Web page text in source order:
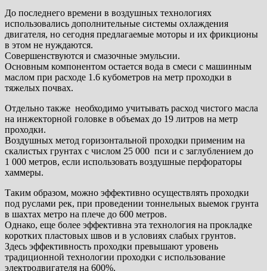
До последнего времени в воздушных технологиях
использовались дополнительные системы охлаждения
двигателя, но сегодня предлагаемые моторы и их фрикционы
в этом не нуждаются.
Совершенствуются и смазочные эмульсии.
Основным компонентом остается вода в смеси с машинным
маслом при расходе 1.6 кубометров на метр проходки в
тяжелых почвах.
Отдельно также необходимо учитывать расход чистого масла
на инжекторной головке в объемах до 19 литров на метр
проходки.
Воздушных метод горизонтальной проходки применим на
скалистых грунтах с числом 25 000 пси и с заглублением до
1 000 метров, если использовать воздушные перфораторы
хаммеры.
Таким образом, можно эффективно осуществлять проходки
под руслами рек, при проведении тоннельных выемок грунта
в шахтах метро на плече до 600 метров.
Однако, еще более эффективна эта технология на прокладке
коротких пластовых швов и в условиях слабых грунтов.
Здесь эффективность проходки превышают уровень
традиционной технологии проходки с использование
электродвигателя на 600%.